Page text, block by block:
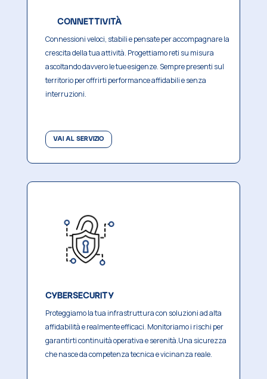
CONNETTIVITÀ
Connessioni veloci, stabili e pensate per accompagnare la
crescita della tua attività. Progettiamo reti su misura
ascoltando davvero le tue esigenze.Sempre presenti sul
territorio per offrirti performance affidabili e senza
interruzioni.
VAI AL SERVIZIO
CYBERSECURITY
Proteggiamo la tua infrastruttura con soluzioni ad alta
affidabilità e realmente efficaci. Monitoriamo i rischi per
garantirti continuità operativa e serenità.Una sicurezza
che nasce da competenza tecnica e vicinanza reale.